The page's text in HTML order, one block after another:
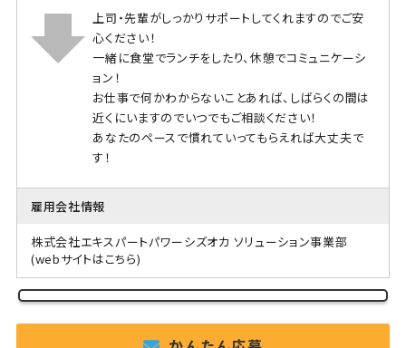
上司・先輩がしっかりサポートしてくれますのでご安
心ください！
一緒に食堂でランチをしたり、休憩でコミュニケーシ
ョン！
お仕事で何かわからないことあれば、しばらくの間は
近くにいますのでいつでもご相談ください！
あなたのペースで慣れていってもらえれば大丈夫で
す！
雇用会社情報
株式会社エキスパートパワーシズオカ ソリューション事業部
(webサイトはこちら)